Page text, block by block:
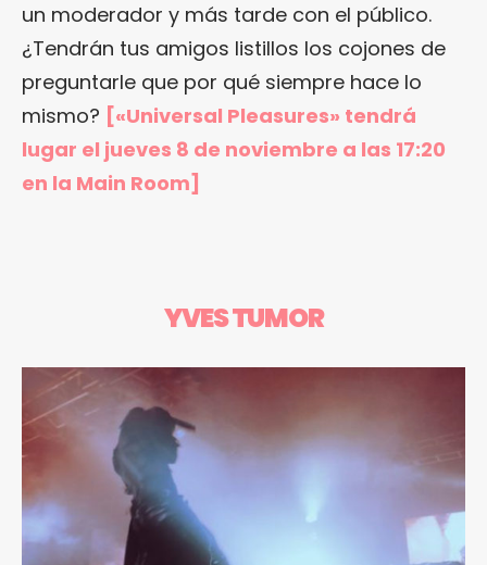
un moderador y más tarde con el público.
¿Tendrán tus amigos listillos los cojones de
preguntarle que por qué siempre hace lo
mismo? [«Universal Pleasures» tendrá
lugar el jueves 8 de noviembre a las 17:20
en la Main Room]
YVES TUMOR